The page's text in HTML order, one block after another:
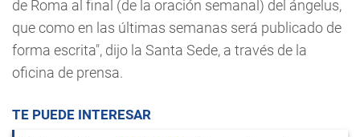
de Roma al final (de la oración semanal) del ángelus,
que como en las últimas semanas será publicado de
forma escrita", dijo la Santa Sede, a través de la
oficina de prensa.
TE PUEDE INTERESAR